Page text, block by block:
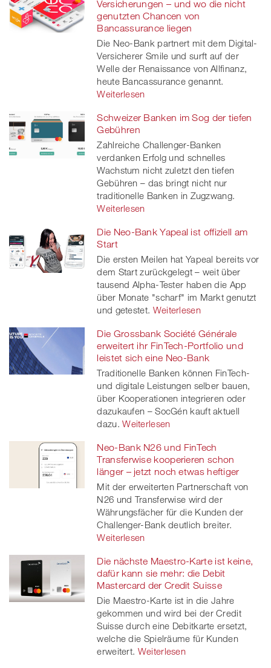
Versicherungen – und wo die nicht
genutzten Chancen von
Bancassurance liegen
Die Neo-Bank partnert mit dem Digital-
Versicherer Smile und surft auf der
Welle der Renaissance von Allfinanz,
heute Bancassurance genannt.
Weiterlesen
Schweizer Banken im Sog der tiefen
Gebühren
Zahlreiche Challenger-Banken
verdanken Erfolg und schnelles
Wachstum nicht zuletzt den tiefen
Gebühren – das bringt nicht nur
traditionelle Banken in Zugzwang.
Weiterlesen
Die Neo-Bank Yapeal ist offiziell am
Start
Die ersten Meilen hat Yapeal bereits vor
dem Start zurückgelegt – weit über
tausend Alpha-Tester haben die App
über Monate "scharf" im Markt genutzt
und getestet. Weiterlesen
Die Grossbank Société Générale
erweitert ihr FinTech-Portfolio und
leistet sich eine Neo-Bank
Traditionelle Banken können FinTech-
und digitale Leistungen selber bauen,
über Kooperationen integrieren oder
dazukaufen – SocGén kauft aktuell
dazu. Weiterlesen
Neo-Bank N26 und FinTech
Transferwise kooperieren schon
länger – jetzt noch etwas heftiger
Mit der erweiterten Partnerschaft von
N26 und Transferwise wird der
Währungsfächer für die Kunden der
Challenger-Bank deutlich breiter.
Weiterlesen
Die nächste Maestro-Karte ist keine,
dafür kann sie mehr: die Debit
Mastercard der Credit Suisse
Die Maestro-Karte ist in die Jahre
gekommen und wird bei der Credit
Suisse durch eine Debitkarte ersetzt,
welche die Spielräume für Kunden
erweitert. Weiterlesen